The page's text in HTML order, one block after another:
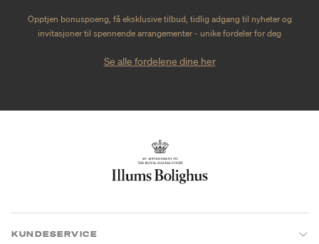
Opptjen bonuspoeng, få eksklusive tilbud, tidlig adgang til nyheter og
invitasjoner til spennende arrangementer - unike fordeler for deg
Se alle fordelene dine her
KUNDESERVICE